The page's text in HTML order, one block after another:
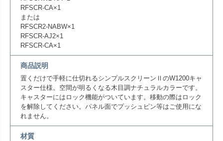
RFSCR-CA×1
または
RFSCR2-NABW×1
RFSCR-AJ2×1
RFSCR-CA×1
商品説明
置くだけで手軽に仕切れるシンプルスクリーンⅡのW1200キャ
スター仕様。空間が明るくなる木目調ナチュラルカラーです。
キャスターにはロック機能がついています。移動の際はロック
を解除してください。パネル面でプッシュピン等はご使用にな
れません。
材質